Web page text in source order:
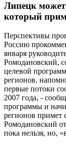
Липецк может
который
Перспективы
Россию
января
Ромодановский,
целевой
регионов,
первые потоки
2007 года, -
программы и
регионов примет
Ромодановский
пока нельзя, но,